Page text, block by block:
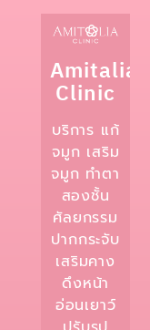
Amitalia
Clinic
บริการ แก้
จมูก เสริม
จมูก ทำตา
สองชั้น
ศัลยกรรม
ปากกระจับ
เสริมคาง
ดึงหน้า
อ่อนเยาว์